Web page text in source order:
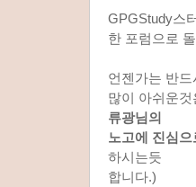
GPGStudy스
한 포럼으로
언젠가는 반
많이 아쉬운
류광님의
노고에 진심
하시는듯
합니다.)